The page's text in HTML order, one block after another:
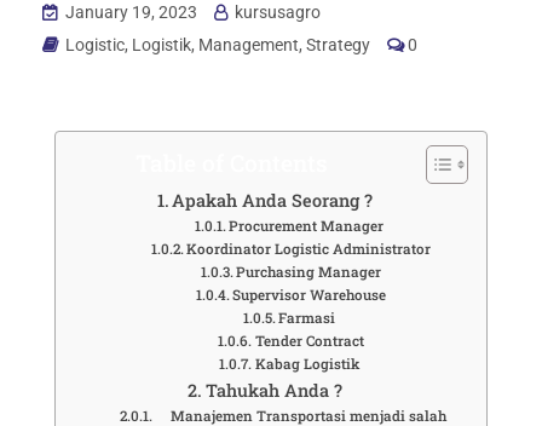
January 19, 2023
kursusagro
Logistic, Logistik, Management, Strategy 0
Apakah Anda Seorang ?
Procurement Manager
Koordinator Logistic Administrator
Purchasing Manager
Supervisor Warehouse
Farmasi
Tender Contract
Kabag Logistik
Tahukah Anda ?
Manajemen Transportasi menjadi salah